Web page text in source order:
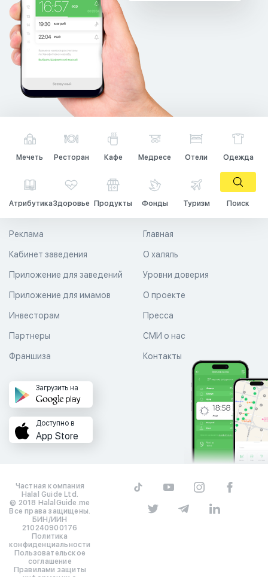
Мечеть Ресторан Кафе Медресе Отели Одежда
АтрибутикаЗдоровье Продукты Фонды Туризм Поиск
Главная
О халяль
Уровни доверия
Реклама
Кабинет заведения
Приложение для заведений
Приложение для имамов О проекте
Пресса
СМИ о нас
Контакты
Инвесторам
Партнеры
Франшиза
Загрузить на
Доступно в
App Store
Частная компания
Halal Guide Ltd.
© 2018 HalalGuide.me
Все права защищены.
БИН/ИИН
210240900176
Политика
конфиденциальности
Пользовательское
соглашение
Правилами защиты